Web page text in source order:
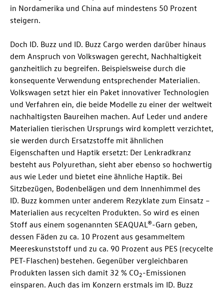
in Nordamerika und China auf mindestens 50 Prozent
steigern.
Doch ID. Buzz und ID. Buzz Cargo werden darüber hinaus
dem Anspruch von Volkswagen gerecht, Nachhaltigkeit
ganzheitlich zu begreifen. Beispielsweise durch die
konsequente Verwendung entsprechender Materialien.
Volkswagen setzt hier ein Paket innovativer Technologien
und Verfahren ein, die beide Modelle zu einer der weltweit
nachhaltigsten Baureihen machen. Auf Leder und andere
Materialien tierischen Ursprungs wird komplett verzichtet,
sie werden durch Ersatzstoffe mit ähnlichen
Eigenschaften und Haptik ersetzt: Der Lenkradkranz
besteht aus Polyurethan, sieht aber ebenso so hochwertig
aus wie Leder und bietet eine ähnliche Haptik. Bei
Sitzbezügen, Bodenbelägen und dem Innenhimmel des
ID. Buzz kommen unter anderem Rezyklate zum Einsatz –
Materialien aus recycelten Produkten. So wird es einen
Stoff aus einem sogenannten SEAQUAL®-Garn geben,
dessen Fäden zu ca. 10 Prozent aus gesammeltem
Meereskunststoff und zu ca. 90 Prozent aus PES (recycelte
PET-Flaschen) bestehen. Gegenüber vergleichbaren
Produkten lassen sich damit 32 % CO2-Emissionen
einsparen. Auch das im Konzern erstmals im ID. Buzz